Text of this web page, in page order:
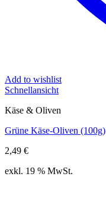
Add to wishlist
Schnellansicht
Käse & Oliven
Grüne Käse-Oliven (100g)
2,49 €
exkl. 19 % MwSt.